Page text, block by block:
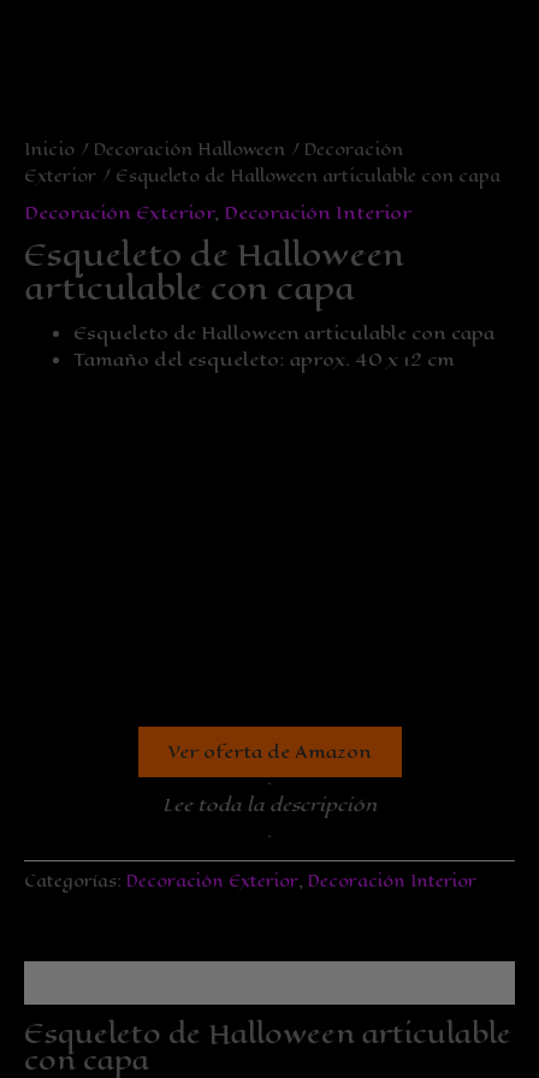
Inicio / Decoración Halloween / Decoración
Exterior / Esqueleto de Halloween articulable con capa
Decoración Exterior, Decoración Interior
Esqueleto de Halloween
articulable con capa
Esqueleto de Halloween articulable con capa
Tamaño del esqueleto: aprox. 40 x 12 cm
Ver oferta de Amazon
.
Lee toda la descripción
.
Categorías: Decoración Exterior, Decoración Interior
Esqueleto de Halloween articulable
con capa